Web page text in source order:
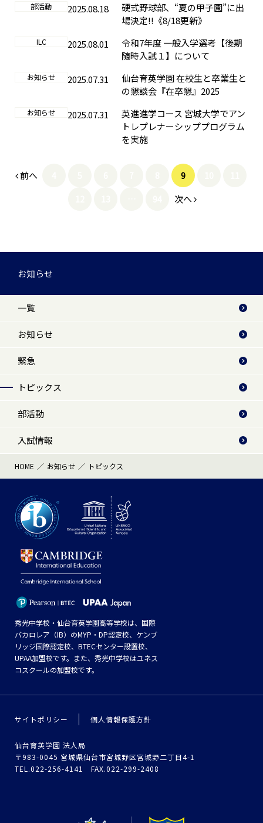
部活動 2025.08.18
硬式野球部、“夏の甲子園”に出
場決定!!《8/18更新》
ILC 2025.08.01
令和7年度 一般入学選考【後期
随時入試１】について
お知らせ 2025.07.31
仙台育英学園 在校生と卒業生と
の懇談会『在卒懇』2025
お知らせ 2025.07.31
英進進学コース 宮城大学でアン
トレプレナーシッププログラム
を実施
前へ 9
次へ
お知らせ
一覧
お知らせ
緊急
トピックス
部活動
入試情報
HOME お知らせ トピックス
秀光中学校・仙台育英学園高等学校は、国際
バカロレア（IB）のMYP・DP認定校、ケンブ
リッジ国際認定校、BTECセンター設置校、
UPAA加盟校です。また、秀光中学校はユネス
コスクールの加盟校です。
サイトポリシー 個人情報保護方針
仙台育英学園 法人局
〒983-0045 宮城県仙台市宮城野区宮城野二丁目4-1
TEL.022-256-4141 FAX.022-299-2408